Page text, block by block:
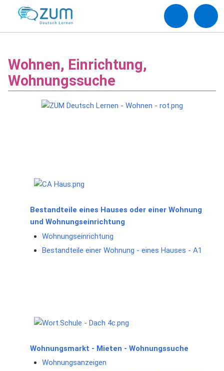
Wohnen, Einrichtung,
Wohnungssuche
Bestandteile eines Hauses oder einer Wohnung
und Wohnungseinrichtung
Wohnungseinrichtung
Bestandteile einer Wohnung - eines Hauses - A1
Wohnungsmarkt - Mieten - Wohnungssuche
Wohnungsanzeigen